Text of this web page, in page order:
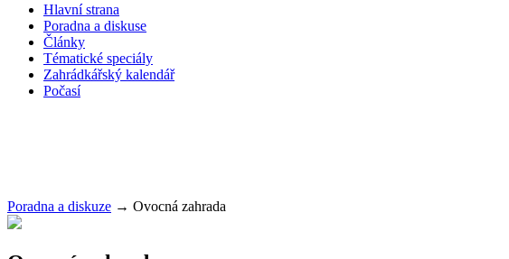
Hlavní strana
Poradna a diskuse
Články
Tématické speciály
Zahrádkářský kalendář
Počasí
Poradna a diskuze → Ovocná zahrada